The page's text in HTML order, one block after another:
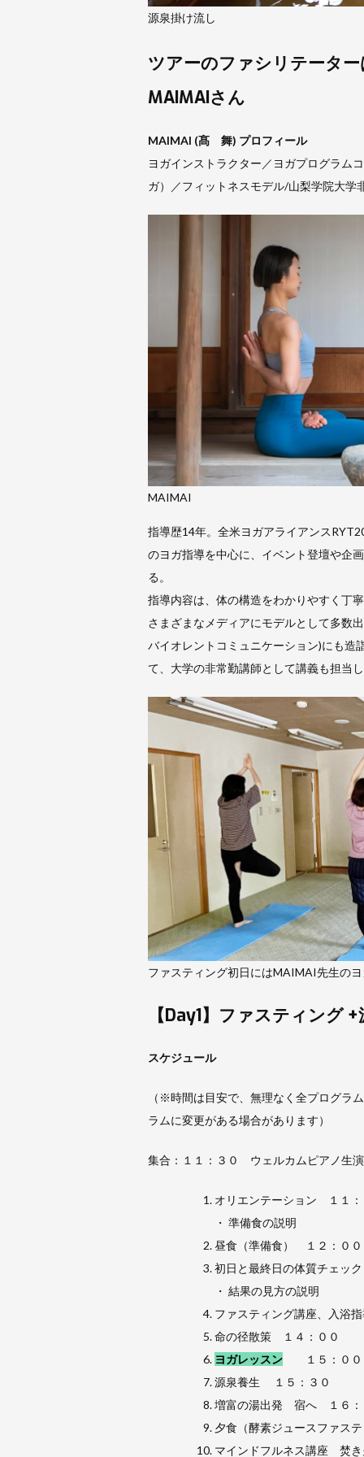
源泉掛け流し
ツアーのファシリテータ
MAIMAIさん
MAIMAI (髙 舞) プロフィール
ヨガインストラクター／ヨガプログラム
ガ）／フィットネスモデル/山梨学院大学
MAIMAI
指導歴14年。全米ヨガアライアンス
のヨガ指導を中心に、イベント登壇や企
る。
指導内容は、体の構造をわかりやすく丁
さまざまなメディアにモデルとして多数
バイオレントコミュニケーション)にも造
て、大学の非常勤講師として講義も担当
ファスティング初日にはMAIMAI先生の
【Day1】ファスティング
スケジュール
（※時間は目安で、無理なく全プログラ
ラムに変更がある場合があります）
集合：１１：３０ ウェルカムピアノ生
オリエンテーション １１：
・ 準備食の説明
昼食（準備食） １２：００
初日と最終日の体質チェッ
・ 結果の見方の説明
ファスティング講座、入浴
命の径散策 １４：００
ヨガレッスン １５：００
源泉養生 １５：３０
増富の湯出発 宿へ １６：
夕食（酵素ジュースファス
マインドフルネス講座 焚き